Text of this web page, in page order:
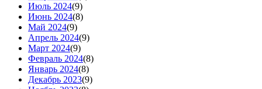
Июль 2024(9)
Июнь 2024(8)
Май 2024(9)
Апрель 2024(9)
Март 2024(9)
Февраль 2024(8)
Январь 2024(8)
Декабрь 2023(9)